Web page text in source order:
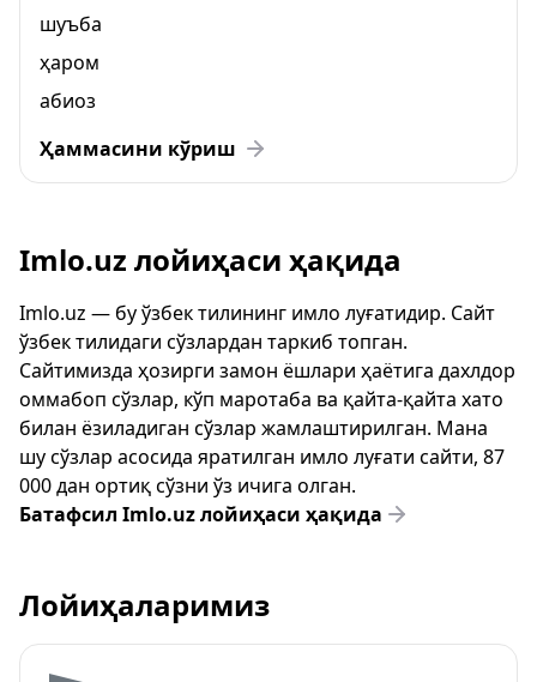
шуъба
ҳаром
абиоз
Ҳаммасини кўриш
Imlo.uz лойиҳаси ҳақида
Imlo.uz — бу ўзбек тилининг имло луғатидир. Сайт
ўзбек тилидаги сўзлардан таркиб топган.
Сайтимизда ҳозирги замон ёшлари ҳаётига дахлдор
оммабоп сўзлар, кўп маротаба ва қайта-қайта хато
билан ёзиладиган сўзлар жамлаштирилган. Мана
шу сўзлар асосида яратилган имло луғати сайти, 87
000 дан ортиқ сўзни ўз ичига олган.
Батафсил Imlo.uz лойиҳаси ҳақида
Лойиҳаларимиз